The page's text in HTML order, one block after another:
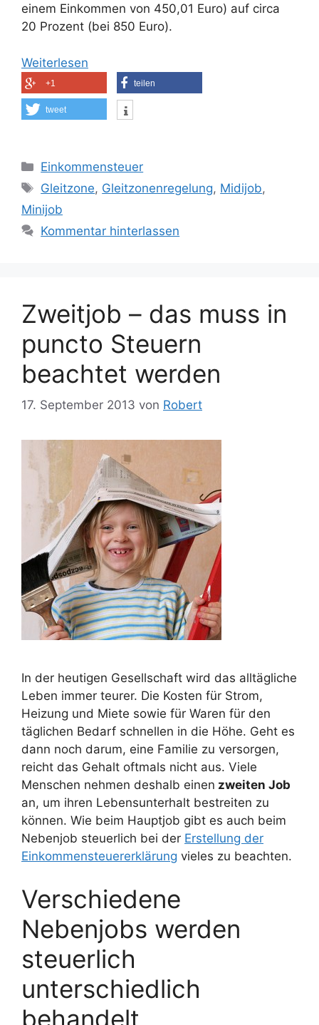
einem Einkommen von 450,01 Euro) auf circa
20 Prozent (bei 850 Euro).
Weiterlesen
+1 teilen
tweet
Kategorien
Einkommensteuer
Schlagwörter
Gleitzone, Gleitzonenregelung, Midijob,
Minijob
Kommentar hinterlassen
Zweitjob – das muss in
puncto Steuern
beachtet werden
17. September 2013 von Robert
In der heutigen Gesellschaft wird das alltägliche
Leben immer teurer. Die Kosten für Strom,
Heizung und Miete sowie für Waren für den
täglichen Bedarf schnellen in die Höhe. Geht es
dann noch darum, eine Familie zu versorgen,
reicht das Gehalt oftmals nicht aus. Viele
Menschen nehmen deshalb einen zweiten Job
an, um ihren Lebensunterhalt bestreiten zu
können. Wie beim Hauptjob gibt es auch beim
Nebenjob steuerlich bei der Erstellung der
Einkommensteuererklärung vieles zu beachten.
Verschiedene
Nebenjobs werden
steuerlich
unterschiedlich
behandelt